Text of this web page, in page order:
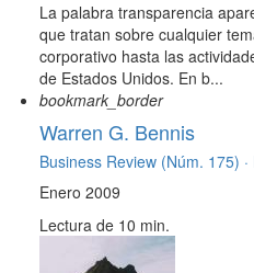
La palabra transparencia
que tratan sobre cualquier
corporativo hasta las
de Estados Unidos. En b...
bookmark_border
Warren G. Bennis
Business Review (Núm. 175) ·
Enero 2009
Lectura de 10 min.